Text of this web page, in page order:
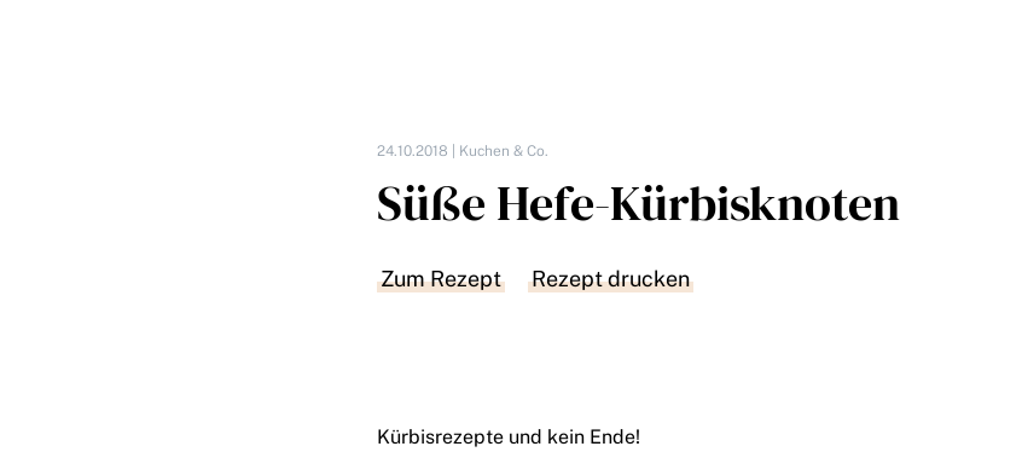
24.10.2018 | Kuchen & Co.
Süße Hefe-Kürbisknoten
Zum Rezept Rezept drucken
Kürbisrezepte und kein Ende!